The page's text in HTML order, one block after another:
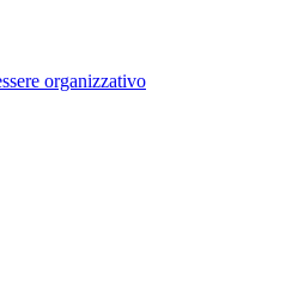
organizzativo